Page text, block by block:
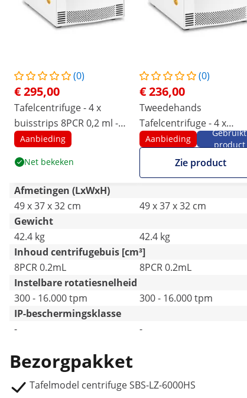
(0)
€ 295,00
Tafelcentrifuge - 4 x
buisstrips 8PCR 0,2 ml -
RCF 20 600 xg
Aanbieding
Net bekeken
(0)
€ 236,00
Tweedehands
Tafelcentrifuge - 4 x
buisstrips 8PCR 0,2 ml -
RCF 20 600 xg
Aanbieding
Gebruikt
product
Zie product
Afmetingen (LxWxH)
49 x 37 x 32 cm
49 x 37 x 32 cm
Gewicht
42.4 kg
42.4 kg
Inhoud centrifugebuis [cm³]
8PCR 0.2mL
8PCR 0.2mL
Instelbare rotatiesnelheid
300 - 16.000 tpm
300 - 16.000 tpm
IP-beschermingsklasse
-
-
Bezorgpakket
Tafelmodel centrifuge SBS-LZ-6000HS